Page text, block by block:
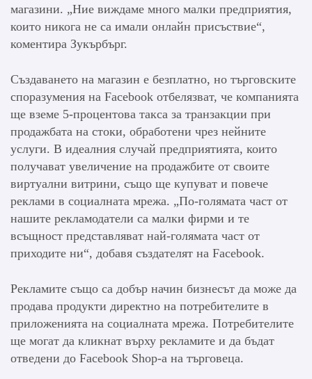
магазини. „Ние виждаме много малки предприятия,
които никога не са имали онлайн присъствие“,
коментира Зукърбърг.
Създаването на магазин е безплатно, но търговските
споразумения на Facebook отбелязват, че компанията
ще вземе 5-процентова такса за транзакции при
продажбата на стоки, обработени чрез нейните
услуги. В идеалния случай предприятията, които
получават увеличение на продажбите от своите
виртуални витрини, също ще купуват и повече
реклами в социалната мрежа. „По-голямата част от
нашите рекламодатели са малки фирми и те
всъщност представляват най-голямата част от
приходите ни“, добавя създателят на Facebook.
Рекламите също са добър начин бизнесът да може да
продава продукти директно на потребителите в
приложенията на социалната мрежа. Потребителите
ще могат да кликнат върху рекламите и да бъдат
отведени до Facebook Shop-а на търговеца.